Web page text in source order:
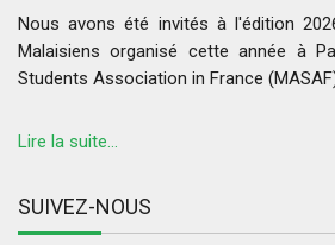
Nous avons été invités à l'édition
Malaisiens organisé cette année à
Students Association in France
Lire la suite...
SUIVEZ-NOUS